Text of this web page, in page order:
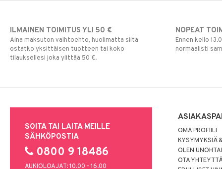
ILMAINEN TOIMITUS YLI 50 €
Aina maksuton vaihtoehto, huolimatta siitä
ostatko yksittäisen tuotteen tai koko
tilauksellesi joka ylittää 50 €.
NOPEAT
Ennen kello
normaalisti
SOITA TAI LAITA MEILLE
SÄHKÖPOSTIA
0800 9 18486
AUKIOLOAJAT: 10.00 - 16.00
OMA PROFIILI
KYSYMYKSIÄ
OLEN
OTA